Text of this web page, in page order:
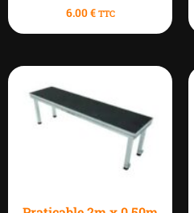
6.00€ TTC